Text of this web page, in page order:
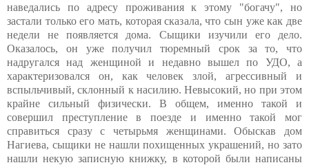
наведались по адресу проживания к этому "богачу", но
застали только его мать, которая сказала, что сын уже как две
недели не появляется дома. Сыщики изучили его дело.
Оказалось, он уже получил тюремный срок за то, что
надругался над женщиной и недавно вышел по УДО, а
характеризовался он, как человек злой, агрессивный и
вспыльчивый, склонный к насилию. Невысокий, но при этом
крайне сильный физически. В общем, именно такой и
совершил преступление в поезде и именно такой мог
справиться сразу с четырьмя женщинами. Обыскав дом
Нагиева, сыщики не нашли похищенных украшений, но зато
нашли некую записную книжку, в которой были написаны